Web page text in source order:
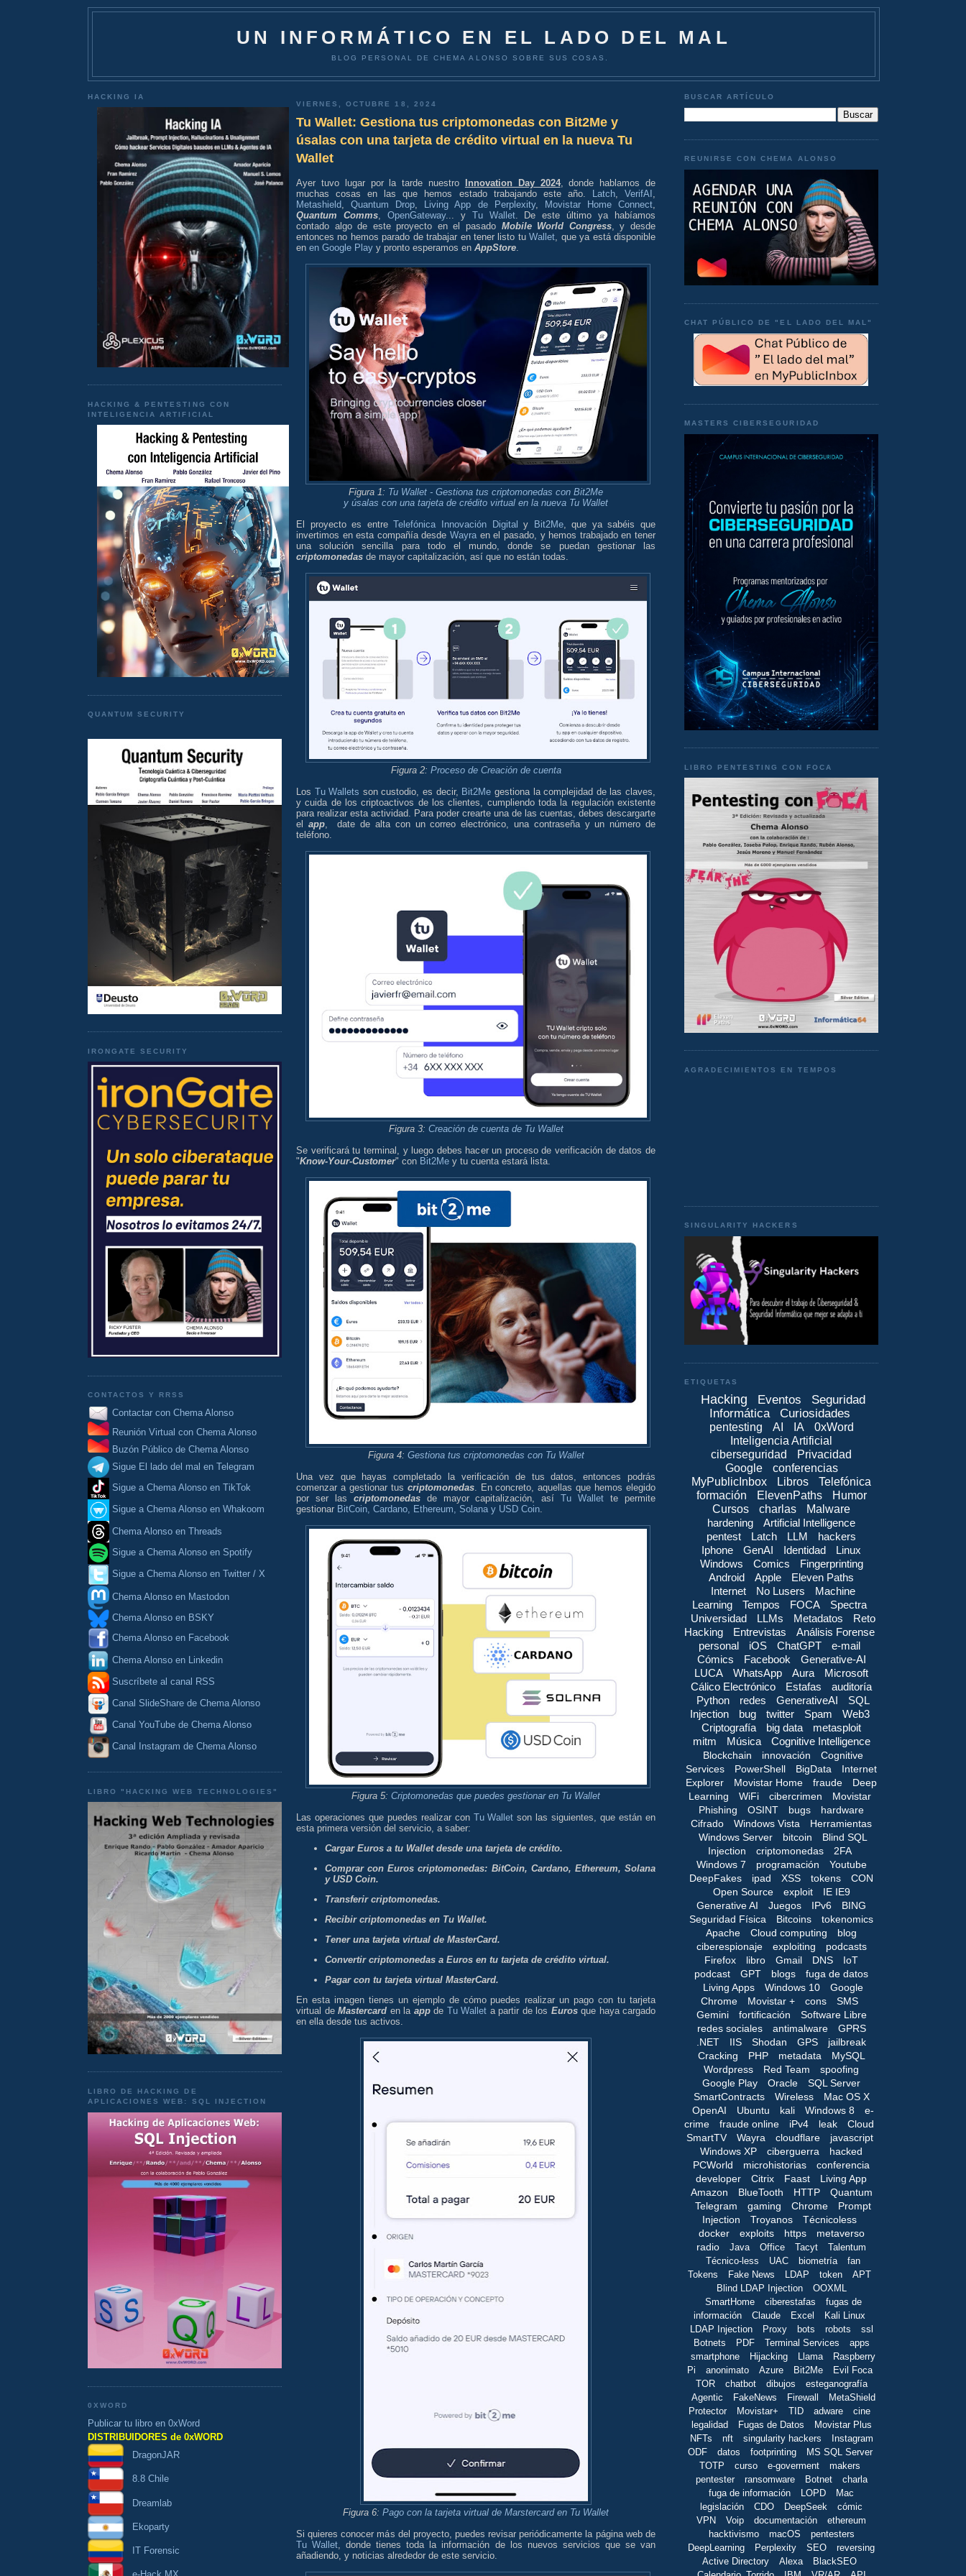
UN INFORMÁTICO EN EL LADO DEL MAL
BLOG PERSONAL DE CHEMA ALONSO SOBRE SUS COSAS.
HACKING IA
HACKING & PENTESTING CON
INTELIGENCIA ARTIFICIAL
QUANTUM SECURITY
IRONGATE SECURITY
CONTACTOS Y RRSS
Contactar con Chema Alonso
Reunión Virtual con Chema Alonso
Buzón Público de Chema Alonso
Sigue El lado del mal en Telegram
Sigue a Chema Alonso en TikTok
Sigue a Chema Alonso en Whakoom
Chema Alonso en Threads
Sigue a Chema Alonso en Spotify
Sigue a Chema Alonso en Twitter / X
Chema Alonso en Mastodon
Chema Alonso en BSKY
Chema Alonso en Facebook
Chema Alonso en Linkedin
Suscríbete al canal RSS
Canal SlideShare de Chema Alonso
Canal YouTube de Chema Alonso
Canal Instagram de Chema Alonso
LIBRO "HACKING WEB TECHNOLOGIES"
LIBRO DE HACKING DE
APLICACIONES WEB: SQL INJECTION
0XWORD
Publicar tu libro en 0xWord
DISTRIBUIDORES de 0xWORD
DragonJAR
8.8 Chile
Dreamlab
Ekoparty
IT Forensic
VIERNES, OCTUBRE 18, 2024
Tu Wallet: Gestiona tus criptomonedas con Bit2Me y
úsalas con una tarjeta de crédito virtual en la nueva Tu
Wallet
Ayer tuvo lugar por la tarde nuestro Innovation Day 2024, donde hablamos de
muchas cosas en las que hemos estado trabajando este año.
Latch,VerifAI
Metashield ,Quantum Drop Living App de Perplexity, Movistar Home Connect
Quantum Comms, OpenGateway... y Tu Wallet. De este último ya habíamos
contado algo de este proyecto en el pasado Mobile World Congress, y desde
entonces no hemos parado de trabajar en tener listo tuWallet , que ya está disponible
en en Google Play y pronto esperamos en AppStore
Figura 1: Tu Wallet - Gestiona tus criptomonedas con Bit2Me
y úsalas con una tarjeta de crédito virtual en la nueva Tu Wallet
El proyecto es entreTelefónica Innovación Digital y Bit2Me, que ya sabéis que
invertimos en esta compañía desdeWayra en el pasado, y hemos trabajado en tener
una solución sencilla para todo el mundo, donde se puedan gestionar las
criptomonedas de mayor capitalización, así que no están todas.
Figura 2: Proceso de Creación de cuenta
Los Tu Wallets son custodio, es decir, Bit2Me gestiona la complejidad de las claves,
y cuida de los criptoactivos de los clientes, cumpliendo toda la regulación existente
para realizar esta actividad. Para poder crearte una de las cuentas, debes descargarte
el app, date de alta con un correo electrónico, una contraseña y un número de
teléfono.
Figura 3: Creación de cuenta de Tu Wallet
Se verificará tu terminal, y luego debes hacer un proceso de verificación de datos de
"Know-Your-Customer" con Bit2Me y tu cuenta estará lista.
Figura 4: Gestiona tus criptomonedas con Tu Wallet
Una vez que hayas completado la verificación de tus datos, entonces podrás
comenzar a gestionar tus criptomonedas. En concreto, aquellas que hemos elegido
por ser las criptomonedasde mayor capitalización, asíTu Wallet te permite
gestionar BitCoin, Cardano, Ethereum, Solana y USD Coin
Figura 5: Criptomonedas que puedes gestionar en Tu Wallet
Las operaciones que puedes realizar con Tu Wallet son las siguientes, que están en
esta primera versión del servicio, a saber:
Cargar Euros a tu Wallet desde una tarjeta de crédito.
Comprar con Euros criptomonedas: BitCoin, Cardano, Ethereum, Solana
y USD Coin.
Transferir criptomonedas.
Recibir criptomonedas en Tu Wallet.
Tener una tarjeta virtual de MasterCard.
Convertir criptomonedas a Euros en tu tarjeta de crédito virtual.
Pagar con tu tarjeta virtual MasterCard.
En esta imagen tienes un ejemplo de cómo puedes realizar un pago con tu tarjeta
virtual de Mastercard en la appde Tu Wallet a partir de los Eurosque haya cargado
en ella desde tus activos.
Figura 6: Pago con la tarjeta virtual de Marstercard en Tu Wallet
Si quieres conocer más del proyecto, puedes revisar periódicamente la página web de
Tu Wallet, donde tienes toda la información de los nuevos servicios que se van
añadiendo, y noticias alrededor de este servicio.
BUSCAR ARTÍCULO
REUNIRSE CON CHEMA ALONSO
CHAT PÚBLICO DE "EL LADO DEL MAL"
MASTERS CIBERSEGURIDAD
LIBRO PENTESTING CON FOCA
AGRADECIMIENTOS EN TEMPOS
SINGULARITY HACKERS
ETIQUETAS
Hacking Eventos
Seguridad
Informática
Curiosidades
pentesting AI IA
0xWord
Inteligencia Artificial
ciberseguridad
Privacidad
Google
conferencias
MyPublicInbox
Libros
Telefónica
formación
ElevenPaths
Humor
Cursos
charlas
Malware
hardening
Artificial Intelligence
pentest
Latch LLM
hackers
Iphone
GenAI Identidad
Linux
Windows
Comics
Fingerprinting
Android
Apple
Eleven Paths
Internet
No Lusers
Machine
Learning
Tempos FOCA
Spectra
Universidad
LLMs Metadatos
Reto
Hacking
Entrevistas
Análisis Forense
personal
iOS ChatGPT
e-mail
Cómics
Facebook
Generative-AI
LUCA
WhatsApp Aura
Microsoft
Cálico Electrónico
Estafas
auditoría
Python
redes GenerativeAI
SQL
Injection
bug twitter Spam
Web3
Criptografía
big data
metasploit
mitm
Música Cognitive Intelligence
Blockchain innovación
Cognitive
Services
PowerShell BigData
Internet
Explorer
Movistar Home fraude
Deep
Learning
WiFi cibercrimen
Movistar
Phishing
OSINT bugs
hardware
Cifrado
Windows Vista
Herramientas
Windows Server
bitcoin
Blind SQL
Injection
criptomonedas
2FA
Windows 7
programación
Youtube
DeepFakes
ipad XSS tokens
CON
Open Source
exploit
IE IE9
Generative AI
Juegos IPv6
BING
Seguridad Física
Bitcoins
tokenomics
Apache
Cloud computing
blog
ciberespionaje
exploiting
podcasts
Firefox
libro Gmail DNS
IoT
podcast
GPT blogs
fuga de datos
Living Apps
Windows 10
Google
Chrome
Movistar + cons
SMS
Gemini
fortificación
Software Libre
redes sociales
antimalware
GPRS
.NET
IIS Shodan GPS
jailbreak
Cracking
PHP metadata
MySQL
Wordpress
Red Team
spoofing
Google Play
Oracle
SQL Server
SmartContracts
Wireless
Mac OS X
OpenAI
Ubuntu kali Windows 8
e-
crime
fraude online iPv4 leak
Cloud
SmartTV
Wayra cloudflare
javascript
Windows XP
ciberguerra
hacked
PCWorld
microhistorias
conferencia
developer
Citrix Faast
Living App
Amazon
BlueTooth HTTP
Quantum
Telegram
gaming Chrome
Prompt
Injection
Troyanos
Técnicoless
docker
exploits https
metaverso
radio
Java Office Tacyt
Talentum
Técnico-less
UAC biometría
fan
Tokens
Fake News LDAP token
APT
Blind LDAP Injection
OOXML
SmartHome
ciberestafas
fugas de
información
Claude Excel
Kali Linux
LDAP Injection
Proxy bots robots
ssl
Botnets
PDF Terminal Services
apps
smartphone
Hijacking Llama
Raspberry
Pi
anonimato Azure Bit2Me
Evil Foca
TOR
chatbot dibujos
esteganografía
Agentic
FakeNews Firewall
MetaShield
Protector
Movistar+ TID adware
cine
legalidad
Fugas de Datos
Movistar Plus
NFTs
nft singularity hackers
Instagram
ODF
datos footprinting
MS SQL Server
TOTP
curso e-goverment
makers
pentester
ransomware Botnet
charla
fuga de información
LOPD
Mac
legislación
CDO DeepSeek
cómic
VPN
Voip documentación
ethereum
hacktivismo
macOS
pentesters
DeepLearning
Perplexity SEO
reversing
Active Directory
Alexa
BlackSEO